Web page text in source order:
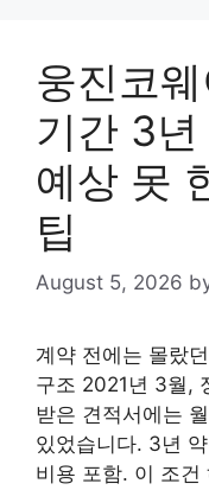
웅진코
기간 3
예상 못
팁
August 5, 2026
계약 전에는 몰랐
구조 2021년 3월,
받은 견적서에는
있었습니다. 3년
비용 포함. 이 조건